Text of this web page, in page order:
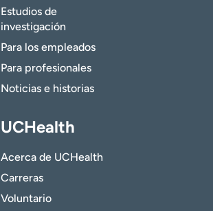
Estudios de
investigación
Para los empleados
Para profesionales
Noticias e historias
UCHealth
Acerca de UCHealth
Carreras
Voluntario